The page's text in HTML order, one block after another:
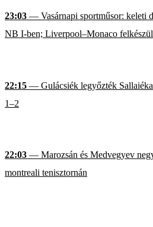
23:03 — Vasárnapi sportműsor: keleti
NB I-ben; Liverpool–Monaco
22:15 — Gulácsiék legyőzték
1–2
22:03 — Marozsán és Medvegyev
montreali tenisztornán